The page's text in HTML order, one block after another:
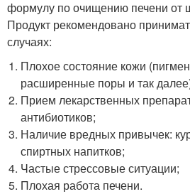
формулу по очищению печени от
Продукт рекомендовано
случаях:
Плохое состояние кожи
расширенные поры и так
Прием лекарственных
антибиотиков;
Наличие вредных привычек:
спиртных напитков;
Частые стрессовые ситуации;
Плохая работа печени.